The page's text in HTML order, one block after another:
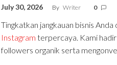
July 30, 2026 By Writer 0
Tingkatkan jangkauan bisnis Anda
Instagram terpercaya. Kami
followers organik serta